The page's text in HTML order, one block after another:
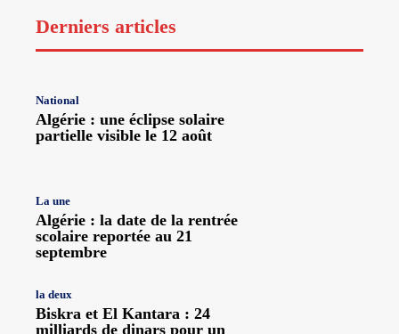
Derniers articles
National
Algérie : une éclipse solaire
partielle visible le 12 août
La une
Algérie : la date de la rentrée
scolaire reportée au 21
septembre
la deux
Biskra et El Kantara : 24
milliards de dinars pour un